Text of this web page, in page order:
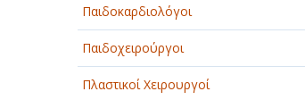
Παιδοκαρδιολόγοι
Παιδοχειρούργοι
Πλαστικοί Χειρουργοί